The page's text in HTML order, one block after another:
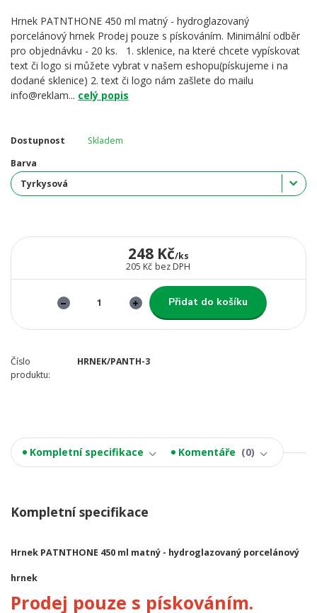
Hrnek PATNTHONE 450 ml matný - hydroglazovaný
porcelánový hrnek Prodej pouze s pískováním. Minimální odběr
pro objednávku - 20 ks. 1. sklenice, na které chcete vypískovat
text či logo si můžete vybrat v našem eshopu(pískujeme i na
dodané sklenice) 2. text či logo nám zašlete do mailu
info@reklam... celý popis
Dostupnost
Skladem
Barva
248 Kč/ks
205 Kč bez DPH
Přidat do košíku
Číslo
produktu:
HRNEK/PANTH-3
Kompletní specifikace Komentáře 0
Kompletní specifikace
Hrnek PATNTHONE 450 ml matný - hydroglazovaný porcelánový
hrnek
Prodej pouze s pískováním.